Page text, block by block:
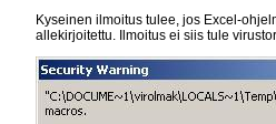
Kyseinen ilmoitus tulee, jos Excel-
allekirjoitettu. Ilmoitus ei siis tule